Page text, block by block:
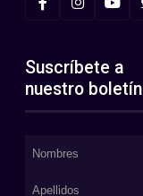
Suscríbete a
nuestro boletín